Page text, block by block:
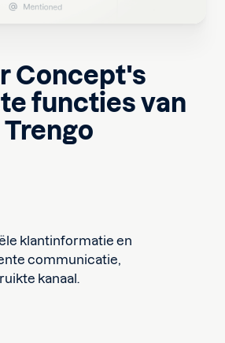
Concept's
functies van
Trengo
klantinformatie en
communicatie,
kanaal.